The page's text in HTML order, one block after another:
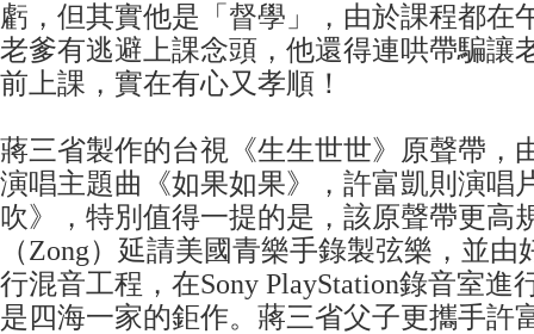
虧，但其實他是「督學」，由於課程都在
老爹有逃避上課念頭，他還得連哄帶騙讓
前上課，實在有心又孝順！
蔣三省製作的台視《生生世世》原聲帶，
演唱主題曲《如果如果》，許富凱則演唱
吹》，特別值得一提的是，該原聲帶更高
（Zong）延請美國青樂手錄製弦樂，並
行混音工程，在Sony PlayStation錄音室進
是四海一家的鉅作。蔣三省父子更攜手許